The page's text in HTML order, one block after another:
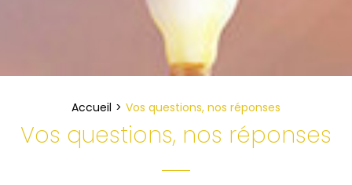
Accueil Vos questions, nos réponses
Vos questions, nos réponses